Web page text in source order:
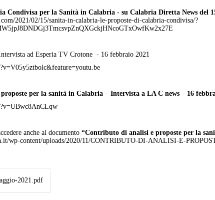
Condivisa per la Sanità in Calabria - su Calabria Diretta News del
2021/02/15/sanita-in-calabria-le-proposte-di-calabria-condivisa/?
ad Esperia TV Crotone - 16 febbraio 2021
per la sanità in Calabria – Intervista a LA C news – 16
anche al documento “Contributo di analisi e proposte per la
wp-content/uploads/2020/11/CONTRIBUTO-DI-ANALISI-E-
2021.pdf